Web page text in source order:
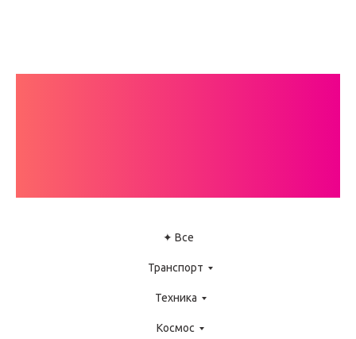
✦ Все
Транспорт
Техника
Космос